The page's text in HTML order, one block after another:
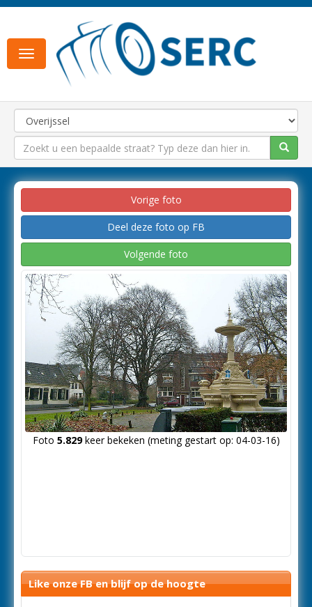
Toggle
navigation
Vorige foto
Deel deze foto op FB
Volgende foto
Foto 5.829keer bekeken (meting gestart op: 04-03-16)
Like onze FB en blijf op de hoogte